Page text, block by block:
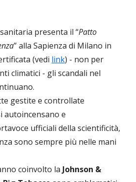
presenta il “Patto
” alla Sapienza di Milano in
(vedi link) - non per
climatici - gli scandali nel
gestite e controllate
autoincensano e
ufficiali della scientificità,
sono sempre più nelle mani
coinvolto la Johnson &